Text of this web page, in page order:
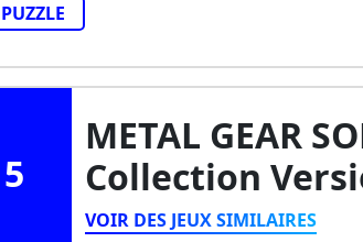
PUZZLE
5
METAL GEAR
Collection
VOIR DES JEUX SIMILAIRES